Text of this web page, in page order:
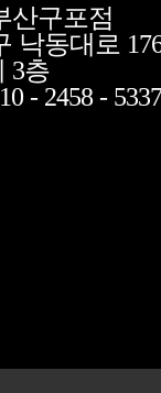
산구포점
낙동대로
3층
- 2458 - 5337